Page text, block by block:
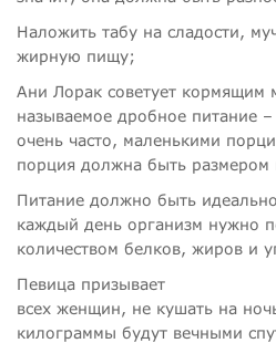
Наложить табу на сладости,
жирную пищу;
Ани Лорак советует кормящим
называемое дробное питание
очень часто, маленькими
порция должна быть размером
Питание должно быть
каждый день организм нужно
количеством белков, жиров и
Певица призывает
всех женщин, не кушать на
килограммы будут вечными